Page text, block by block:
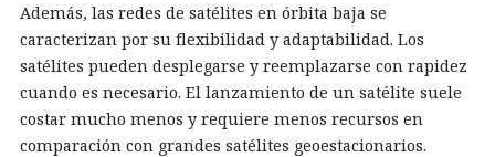
Además, las redes de satélites en órbita baja se
caracterizan por su flexibilidad y adaptabilidad. Los
satélites pueden desplegarse y reemplazarse con rapidez
cuando es necesario. El lanzamiento de un satélite suele
costar mucho menos y requiere menos recursos en
comparación con grandes satélites geoestacionarios.